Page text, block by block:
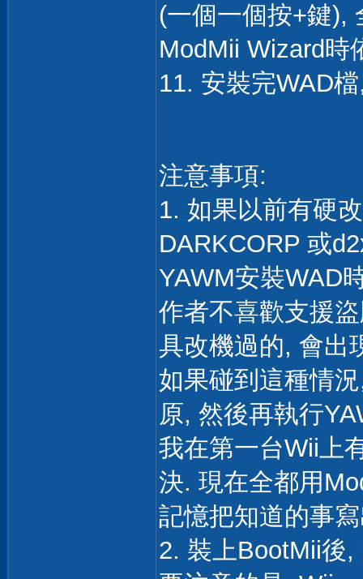
(一個一個按+鍵),
ModMii Wizard時
11. 安裝完WAD
注意事項:
1. 如果以前有硬
DARKCORP 或
YAWM安裝WAD
作者不喜歡支援
具改機過的, 會出
如果碰到這種情
原, 然後再執行
我在第一台Wii上
決. 現在全都用
記憶把知道的事
2. 裝上BootMii後